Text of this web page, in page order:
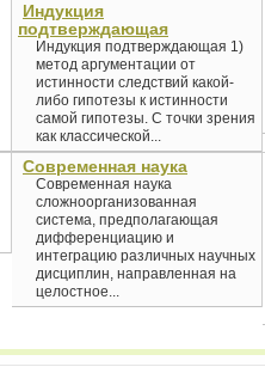
Индукция
подтверждающая
Индукция подтверждающая 1)
метод аргументации от
истинности следствий какой-
либо гипотезы к истинности
самой гипотезы. С точки зрения
как классической...
Современная наука
Современная наука
сложноорганизованная
система, предполагающая
дифференциацию и
интеграцию различных научных
дисциплин, направленная на
целостное...